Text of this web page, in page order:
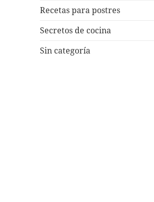
Recetas para postres
Secretos de cocina
Sin categoría